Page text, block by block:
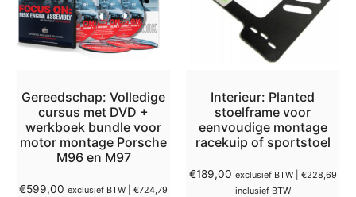
Gereedschap: Volledige
cursus met DVD +
werkboek bundle voor
motor montage Porsche
M96 en M97
€599,00 exclusief BTW | €724,79
Interieur: Planted
stoelframe voor
eenvoudige montage
racekuip of sportstoel
€189,00 exclusief BTW | €228,69
inclusief BTW